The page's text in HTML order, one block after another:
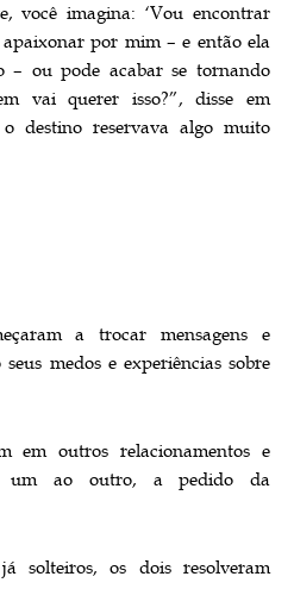
você imagina: ‘Vou encontrar
apaixonar por mim – e então ela
– ou pode acabar se tornando
vai querer isso?”, disse em
destino reservava algo muito
a trocar mensagens e
medos e experiências sobre
em outros relacionamentos e
um ao outro, a pedido da
solteiros, os dois resolveram